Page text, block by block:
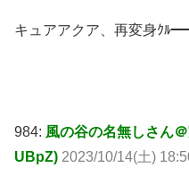
キュアアクア、再変身
984: 風の谷の名無しさん
UBpZ) 2023/10/14(土)